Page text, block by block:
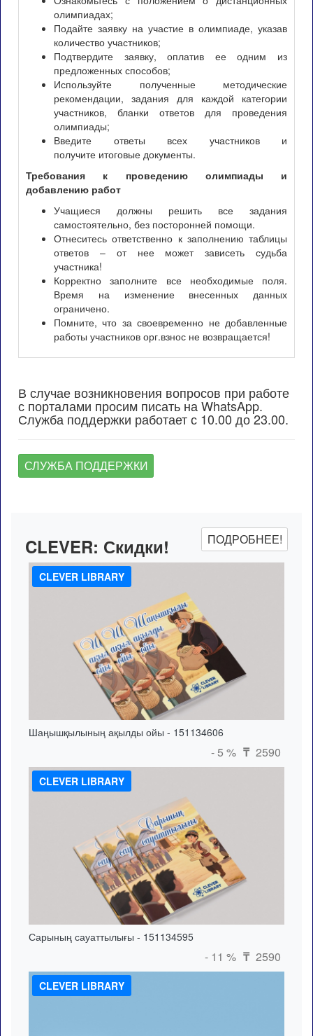
олимпиадах;
Подайте заявку на участие в олимпиаде, указав
количество участников;
Подтвердите заявку, оплатив ее одним из
предложенных способов;
Используйте полученные методические
рекомендации, задания для каждой категории
участников, бланки ответов для проведения
олимпиады;
Введите ответы всех участников и
получите итоговые документы.
Требования к проведению олимпиады и
добавлению работ
Учащиеся должны решить все задания
самостоятельно, без посторонней помощи.
Отнеситесь ответственно к заполнению таблицы
ответов – от нее может зависеть судьба
участника!
Корректно заполните все необходимые поля.
Время на изменение внесенных данных
ограничено.
Помните, что за своевременно не добавленные
работы участников орг.взнос не возвращается!
В случае возникновения вопросов при работе
с порталами просим писать на WhatsApp.
Служба поддержки работает с 10.00 до 23.00.
СЛУЖБА ПОДДЕРЖКИ
CLEVER: Скидки! ПОДРОБНЕЕ!
CLEVER LIBRARY
Шаңышқылының ақылды ойы - 151134606
- 5 % ₸ 2590
CLEVER LIBRARY
Сарының сауаттылығы - 151134595
- 11 % ₸ 2590
CLEVER LIBRARY